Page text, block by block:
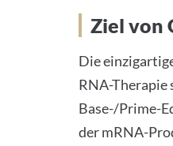
Ziel von
Die
RNA-Therapie
Base-/Prime-
der mRNA-